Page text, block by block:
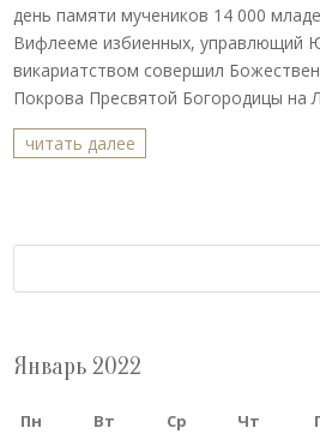
день памяти мучеников 14 000
Вифлееме избиенных, управлющий
викариатством совершил
Покрова Пресвятой Богородицы на
читать далее
Январь 2022
Пн Вт Ср Чт